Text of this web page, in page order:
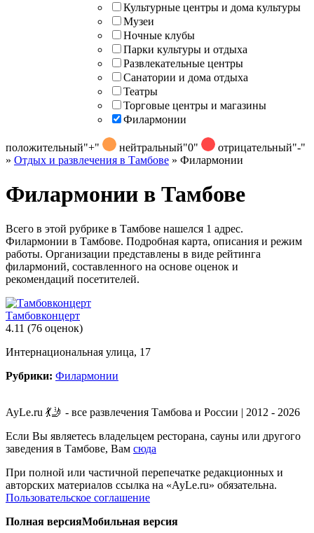
Культурные центры и дома культуры
Музеи
Ночные клубы
Парки культуры и отдыха
Развлекательные центры
Санатории и дома отдыха
Театры
Торговые центры и магазины
Филармонии
положительный"+" нейтральный"0" отрицательный"-"
» Отдых и развлечения в Тамбове » Филармонии
Филармонии в Тамбове
Всего в этой рубрике в Тамбове нашелся 1 адрес.
Филармонии в Тамбове. Подробная карта, описания и режим
работы. Организации представлены в виде рейтинга
филармоний, составленного на основе оценок и
рекомендаций посетителей.
Тамбовконцерт
4.11 (76 оценок)
Интернациональная улица, 17
Рубрики: Филармонии
AyLe.ru 💃🤳 - все развлечения Тамбова и России | 2012 - 2026
Если Вы являетесь владельцем ресторана, сауны или другого
заведения в Тамбове, Вам сюда
При полной или частичной перепечатке редакционных и
авторских материалов ссылка на «AyLe.ru» обязательна.
Пользовательское соглашение
Полная версияМобильная версия